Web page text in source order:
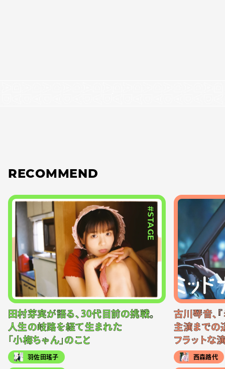
RECOMMEND
#STAGE
田村芽実が語る、30代目前の挑戦。
人生の岐路を経て生まれた
「小梅ちゃん」のこと
羽佐田瑤子
古川琴音、
主演までの
フラットな
西森路代